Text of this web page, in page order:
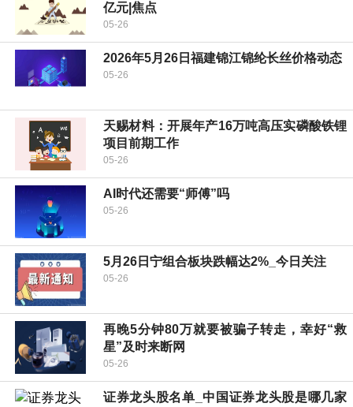
亿元|焦点
05-26
2026年5月26日福建锦江锦纶长丝价格动态
05-26
天赐材料：开展年产16万吨高压实磷酸铁锂
项目前期工作
05-26
AI时代还需要“师傅”吗
05-26
5月26日宁组合板块跌幅达2%_今日关注
05-26
再晚5分钟80万就要被骗子转走，幸好“救
星”及时来断网
05-26
证券龙头股名单_中国证券龙头股是哪几家